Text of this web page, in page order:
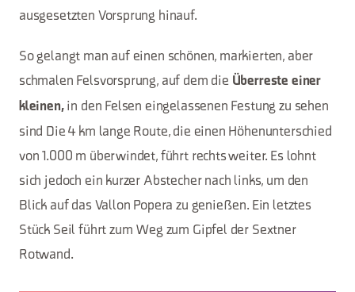
ausgesetzten Vorsprung hinauf.
So gelangt man auf einen schönen, markierten, aber
schmalen Felsvorsprung, auf dem die Überreste einer
kleinen,in den Felsen eingelassenen Festung zu sehen
sind Die 4 km lange Route, die einen Höhenunterschied
von 1.000 m überwindet, führt rechts weiter. Es lohnt
sich jedoch ein kurzer Abstecher nach links, um den
Blick auf das Vallon Popera zu genießen. Ein letztes
Stück Seil führt zum Weg zum Gipfel der Sextner
Rotwand.